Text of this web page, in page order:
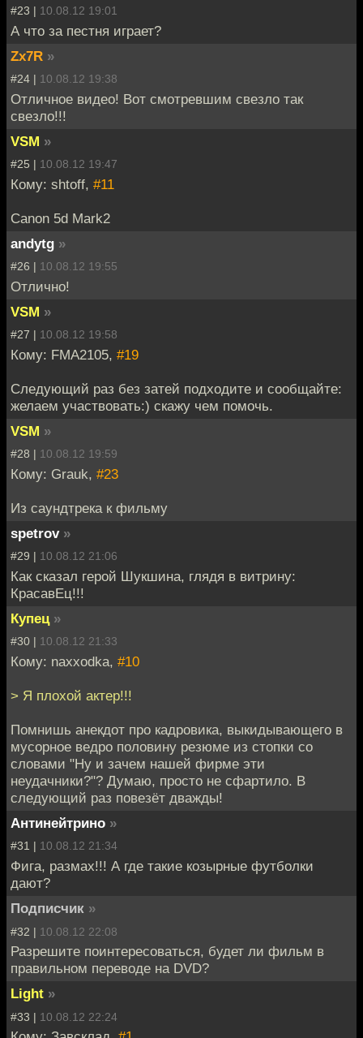
#23 | 10.08.12 19:01
А что за пестня играет?
Zx7R »
#24 | 10.08.12 19:38
Отличное видео! Вот смотревшим свезло так
свезло!!!
VSM »
#25 | 10.08.12 19:47
Кому: shtoff, #11
Canon 5d Mark2
andytg »
#26 | 10.08.12 19:55
Отлично!
VSM »
#27 | 10.08.12 19:58
Кому: FMA2105, #19
Следующий раз без затей подходите и сообщайте:
желаем участвовать:) скажу чем помочь.
VSM »
#28 | 10.08.12 19:59
Кому: Grauk, #23
Из саундтрека к фильму
spetrov »
#29 | 10.08.12 21:06
Как сказал герой Шукшина, глядя в витрину:
КрасавЕц!!!
Купец »
#30 | 10.08.12 21:33
Кому: naxxodka, #10
> Я плохой актер!!!
Помнишь анекдот про кадровика, выкидывающего в
мусорное ведро половину резюме из стопки со
словами "Ну и зачем нашей фирме эти
неудачники?"? Думаю, просто не сфартило. В
следующий раз повезёт дважды!
Антинейтрино »
#31 | 10.08.12 21:34
Фига, размах!!! А где такие козырные футболки
дают?
Подписчик »
#32 | 10.08.12 22:08
Разрешите поинтересоваться, будет ли фильм в
правильном переводе на DVD?
Light »
#33 | 10.08.12 22:24